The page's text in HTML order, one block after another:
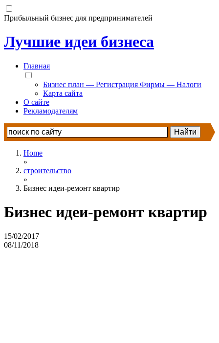
Прибыльный бизнес для предпринимателей
Лучшие идеи бизнеса
Главная
Бизнес план — Регистрация Фирмы — Налоги
Карта сайта
О сайте
Рекламодателям
Home
»
строительство
»
Бизнес идеи-ремонт квартир
Бизнес идеи-ремонт квартир
15/02/2017
08/11/2018